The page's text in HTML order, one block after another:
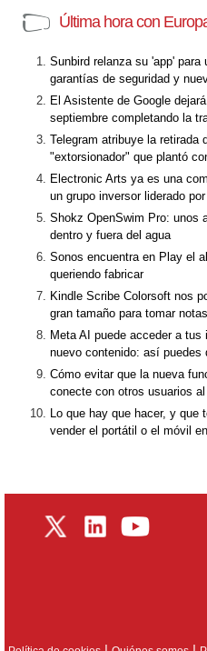
Última hora con
Sunbird relanza su 'app'
garantías de seguridad y
El Asistente de Google
septiembre completando la
Telegram atribuye la retirada
"extorsionador" que plantó
Electronic Arts ya es una
un grupo inversor liderado
Shokz OpenSwim Pro: unos
dentro y fuera del agua
Sonos encuentra en Play el
queriendo fabricar
Kindle Scribe Colorsoft nos
gran tamaño para tomar
Meta AI puede acceder a
nuevo contenido: así puedes
Cómo evitar que la nueva
conecte con otros usuarios
Lo que hay que hacer, y que
vender el portátil o el móvil